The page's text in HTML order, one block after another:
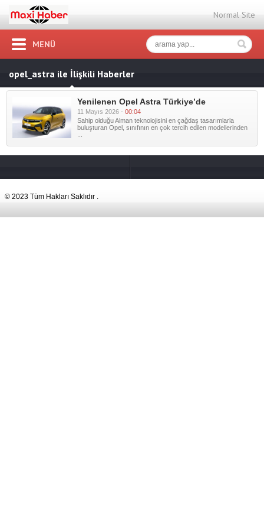
Normal Site
MENÜ
opel_astra ile İlişkili Haberler
Yenilenen Opel Astra Türkiye’de
11 Mayıs 2026 - 00:04
Sahip olduğu Alman teknolojisini en çağdaş tasarımlarla
buluşturan Opel, sınıfının en çok tercih edilen modellerinden
© 2023 Tüm Hakları Saklıdır .